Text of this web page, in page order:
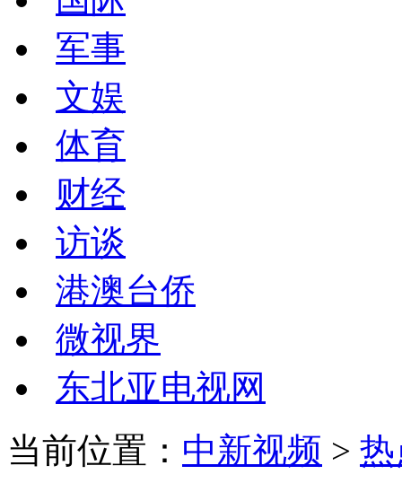
军事
文娱
体育
财经
访谈
港澳台侨
微视界
东北亚电视网
当前位置： 中新视频 >